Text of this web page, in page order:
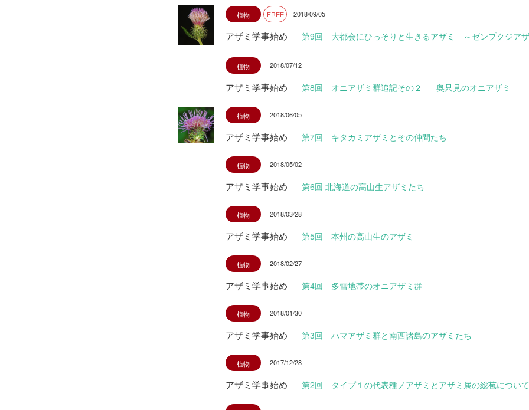
植物 FREE 2018/09/05
アザミ学事始め 第9回 大都会にひっそりと生きるアザミ ～ゼンプクジア
植物 2018/07/12
アザミ学事始め 第8回 オニアザミ群追記その２ ─奥只見のオニアザミ
植物 2018/06/05
アザミ学事始め 第7回 キタカミアザミとその仲間たち
植物 2018/05/02
アザミ学事始め 第6回 北海道の高山生アザミたち
植物 2018/03/28
アザミ学事始め 第5回 本州の高山生のアザミ
植物 2018/02/27
アザミ学事始め 第4回 多雪地帯のオニアザミ群
植物 2018/01/30
アザミ学事始め 第3回 ハマアザミ群と南西諸島のアザミたち
植物 2017/12/28
アザミ学事始め 第2回 タイプ１の代表種ノアザミとアザミ属の総苞について